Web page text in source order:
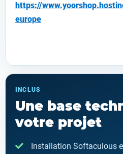
https://
europe
INCLUS
Une base
votre projet
Installation Softaculous